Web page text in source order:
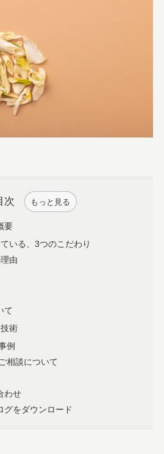
次 もっと見る
要
いる、3つのこだわり
由
て
術
例
相談について
わせ
グをダウンロード